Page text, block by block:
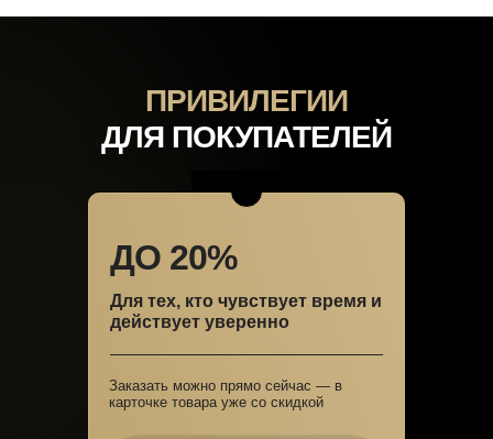
ПРИВИЛЕГИИ
ДЛЯ ПОКУПАТЕЛЕЙ
ДО 20%
Заказать можно прямо сейчас — в
карточке товара уже со скидкой
Для тех, кто чувствует время и
действует уверенно